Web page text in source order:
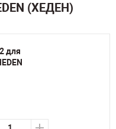
(ХЕДЕН)
для